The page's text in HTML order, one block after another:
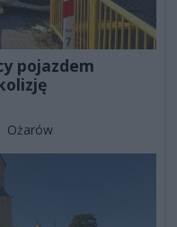
pojazdem
Ożarów